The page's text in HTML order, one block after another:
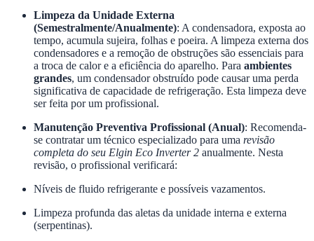
Limpeza da Unidade Externa
(Semestralmente/Anualmente): A condensadora, exposta ao
tempo, acumula sujeira, folhas e poeira. A limpeza externa dos
condensadores e a remoção de obstruções são essenciais para
a troca de calor e a eficiência do aparelho. Para ambientes
grandes, um condensador obstruído pode causar uma perda
significativa de capacidade de refrigeração. Esta limpeza deve
ser feita por um profissional.
Manutenção Preventiva Profissional (Anual): Recomenda-
se contratar um técnico especializado para uma revisão
completa do seu Elgin Eco Inverter 2 anualmente. Nesta
revisão, o profissional verificará:
Níveis de fluido refrigerante e possíveis vazamentos.
Limpeza profunda das aletas da unidade interna e externa
(serpentinas).